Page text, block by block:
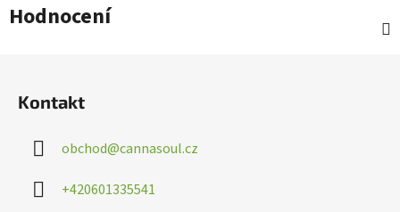
Hodnocení
Kontakt
obchod@cannasoul.cz
+420601335541